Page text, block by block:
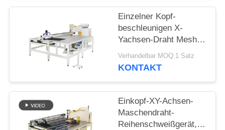
Einzelner Kopf-
beschleunigen X-
Yachsen-Draht Mesh
Row Welding Machine
High voll
Verhandelbar MOQ:1 Satz
KONTAKT
Einkopf-XY-Achsen-
Maschendraht-
Reihenschweißgerät,